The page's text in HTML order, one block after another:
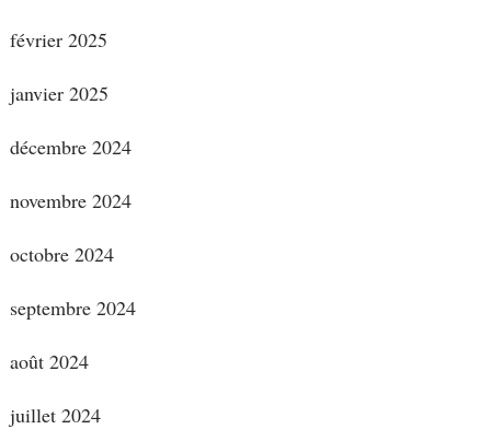
février 2025
janvier 2025
décembre 2024
novembre 2024
octobre 2024
septembre 2024
août 2024
juillet 2024